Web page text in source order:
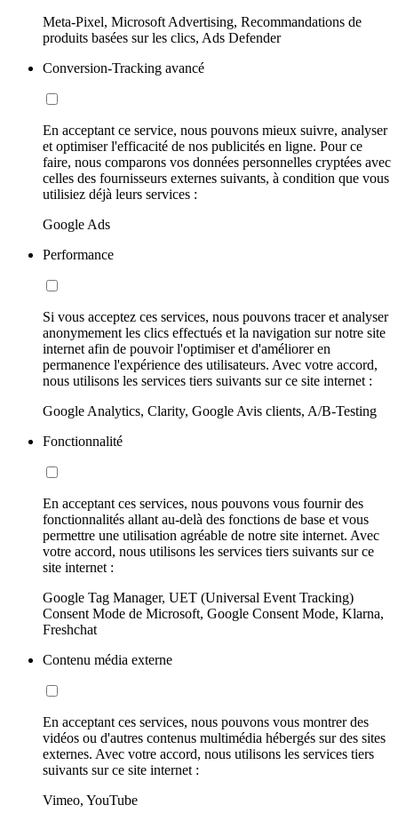
Meta-Pixel, Microsoft Advertising, Recommandations de
produits basées sur les clics, Ads Defender
Conversion-Tracking avancé
En acceptant ce service, nous pouvons mieux suivre, analyser
et optimiser l'efficacité de nos publicités en ligne. Pour ce
faire, nous comparons vos données personnelles cryptées avec
celles des fournisseurs externes suivants, à condition que vous
utilisiez déjà leurs services :
Google Ads
Performance
Si vous acceptez ces services, nous pouvons tracer et analyser
anonymement les clics effectués et la navigation sur notre site
internet afin de pouvoir l'optimiser et d'améliorer en
permanence l'expérience des utilisateurs. Avec votre accord,
nous utilisons les services tiers suivants sur ce site internet :
Google Analytics, Clarity, Google Avis clients, A/B-Testing
Fonctionnalité
En acceptant ces services, nous pouvons vous fournir des
fonctionnalités allant au-delà des fonctions de base et vous
permettre une utilisation agréable de notre site internet. Avec
votre accord, nous utilisons les services tiers suivants sur ce
site internet :
Google Tag Manager, UET (Universal Event Tracking)
Consent Mode de Microsoft, Google Consent Mode, Klarna,
Freshchat
Contenu média externe
En acceptant ces services, nous pouvons vous montrer des
vidéos ou d'autres contenus multimédia hébergés sur des sites
externes. Avec votre accord, nous utilisons les services tiers
suivants sur ce site internet :
Vimeo, YouTube